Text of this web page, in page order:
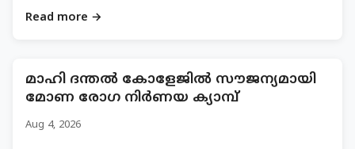
Read more →
മാഹി ദന്തൽ കോളേജിൽ സൗജന്യമായി
മോണ രോഗ നിർണയ ക്യാമ്പ്‌
Aug 4, 2026